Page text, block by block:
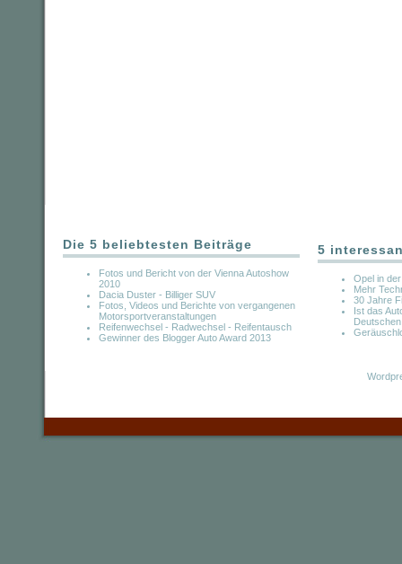
Die 5 beliebtesten Beiträge
Fotos und Bericht von der Vienna Autoshow
2010
Dacia Duster - Billiger SUV
Fotos, Videos und Berichte von vergangenen
Motorsportveranstaltungen
Reifenwechsel - Radwechsel - Reifentausch
Gewinner des Blogger Auto Award 2013
5
Opel in
Mehr
30 Jahre
Ist das
Deutschen